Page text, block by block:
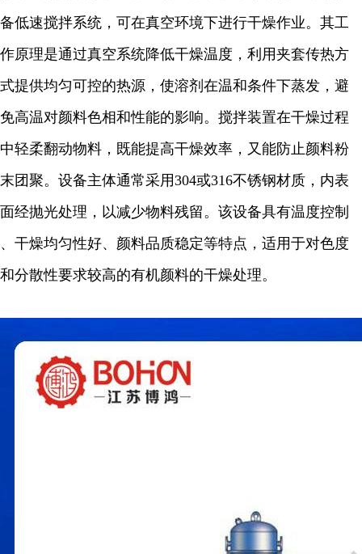
备低速搅拌系统，可在真空环境下进行干燥作业。其工
作原理是通过真空系统降低干燥温度，利用夹套传热方
式提供均匀可控的热源，使溶剂在温和条件下蒸发，避
免高温对颜料色相和性能的影响。搅拌装置在干燥过程
中轻柔翻动物料，既能提高干燥效率，又能防止颜料粉
末团聚。设备主体通常采用304或316不锈钢材质，内表
面经抛光处理，以减少物料残留。该设备具有温度控制
、干燥均匀性好、颜料品质稳定等特点，适用于对色度
和分散性要求较高的有机颜料的干燥处理。